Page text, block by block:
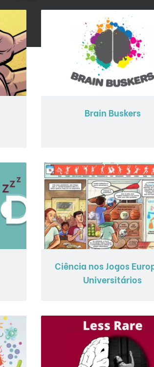
Brain Buskers
Ciência nos Jogos
Universitários